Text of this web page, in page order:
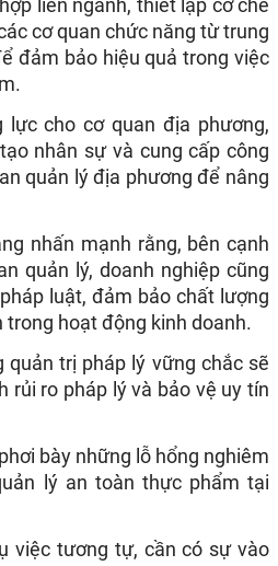
liên ngành, thiết lập cơ chế
cơ quan chức năng từ trung
đảm bảo hiệu quả trong việc
lực cho cơ quan địa phương,
nhân sự và cung cấp công
quản lý địa phương để nâng
nhấn mạnh rằng, bên cạnh
quản lý, doanh nghiệp cũng
luật, đảm bảo chất lượng
trong hoạt động kinh doanh.
quản trị pháp lý vững chắc sẽ
rủi ro pháp lý và bảo vệ uy tín
bày những lỗ hổng nghiêm
lý an toàn thực phẩm tại
việc tương tự, cần có sự vào